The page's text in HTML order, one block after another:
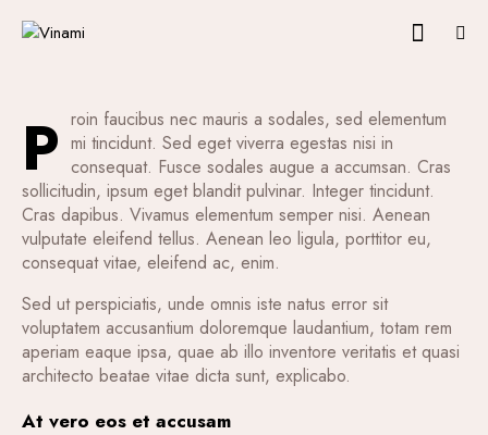
Indulge in our crafted cocktail
LONGVU April 18, 2020
P roin faucibus nec mauris a sodales, sed elementum
mi tincidunt. Sed eget viverra egestas nisi in
consequat. Fusce sodales augue a accumsan. Cras
sollicitudin, ipsum eget blandit pulvinar. Integer tincidunt.
Cras dapibus. Vivamus elementum semper nisi. Aenean
vulputate eleifend tellus. Aenean leo ligula, porttitor eu,
consequat vitae, eleifend ac, enim.
Sed ut perspiciatis, unde omnis iste natus error sit
voluptatem accusantium doloremque laudantium, totam rem
aperiam eaque ipsa, quae ab illo inventore veritatis et quasi
architecto beatae vitae dicta sunt, explicabo.
At vero eos et accusam